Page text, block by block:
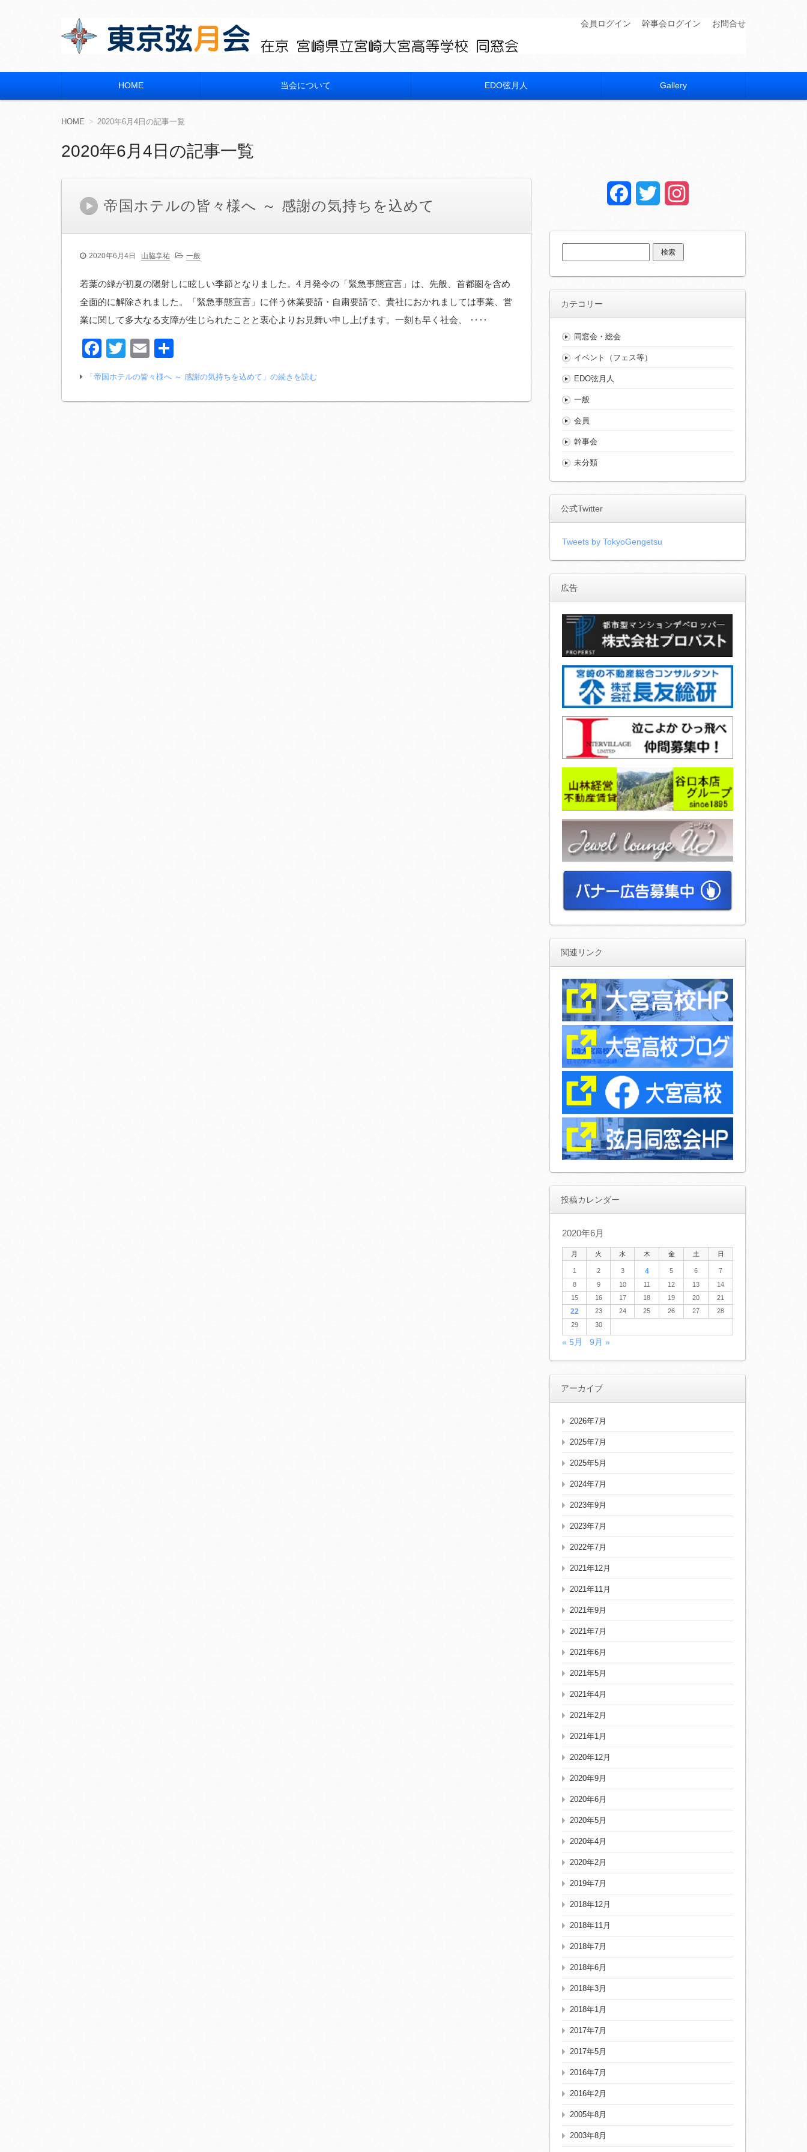
東京弦月会
会員ログイン 幹事会ログイン お問合せ
ン
HOME 当会について EDO弦月人 Gallery
HOME 2020年6月4日の記事一覧
2020年6月4日の記事一覧
帝国ホテルの皆々様へ ～ 感謝の気持ちを込めて
2020年6月4日 山脇享祐 一般
若葉の緑が初夏の陽射しに眩しい季節となりました。4 月発令の「緊急事態宣言」は、先般、首都圏を含め
全面的に解除されました。「緊急事態宣言」に伴う休業要請・自粛要請で、貴社におかれましては事業、営
業に関して多大なる支障が生じられたことと衷心よりお見舞い申し上げます。一刻も早く社会、 ‥‥
Facebook
Twitter
Email
有
「帝国ホテルの皆々様へ ～ 感謝の気持ちを込めて」の続きを読む
FacebookTwitter
索:
カテコリー
同窓会・総会
イベント（フェス等）
EDO弦月人
一般
会員
幹事会
未分類
公式Twitter
Tweets by TokyoGengetsu
広告
関連リンク
投稿カレンダー
2020年6月
月 火 水 木 金 土 日
1 2 3 4 5 6
7
8
9 10 11 12 13
14
15
16 17 18 19 20 21
22 23 24 25 26 27
28
29
30
« 5月 9月 »
アーカイブ
2026年7月
2025年7月
2025年5月
2024年7月
2023年9月
2023年7月
2022年7月
2021年12月
2021年11月
2021年9月
2021年7月
2021年6月
2021年5月
2021年4月
2021年2月
2021年1月
2020年12月
2020年9月
2020年6月
2020年5月
2020年4月
2020年2月
2019年7月
2018年12月
2018年11月
2018年7月
2018年6月
2018年3月
2018年1月
2017年7月
2017年5月
2016年7月
2016年2月
2005年8月
2003年8月